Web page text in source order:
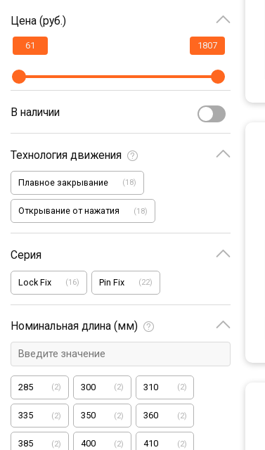
Цена (руб.)
В наличии
Технология движения
Плавное закрывание (18)
Открывание от нажатия (18)
Серия
Lock Fix (16) Pin Fix (22)
Номинальная длина (мм)
285 (2) 300 (2) 310 (2)
335 (2) 350 (2) 360 (2)
385 (2) 400 (2) 410 (2)